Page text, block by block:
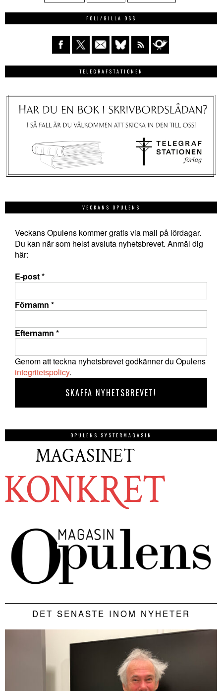
FÖLJ/GILLA OSS
TELEGRAFSTATIONEN
VECKANS OPULENS
Veckans Opulens kommer gratis via mail på lördagar.
Du kan när som helst avsluta nyhetsbrevet. Anmäl dig
här:
E-post*
Förnamn *
Efternamn *
Genom att teckna nyhetsbrevet godkänner du Opulens
integritetspolicy.
OPULENS SYSTERMAGASIN
DET SENASTE INOM NYHETER